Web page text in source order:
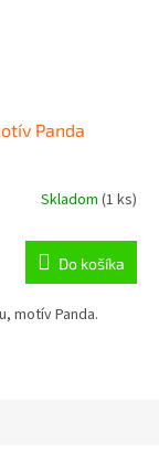
Panda
Skladom (1 ks)
Do košíka
motív Panda.